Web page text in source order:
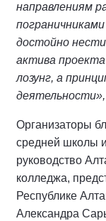
направлениям
достойно
актива
лозунг, а
деятельности»,
Организаторы
средней школы
руководство
колледжа,
Республике
Александра